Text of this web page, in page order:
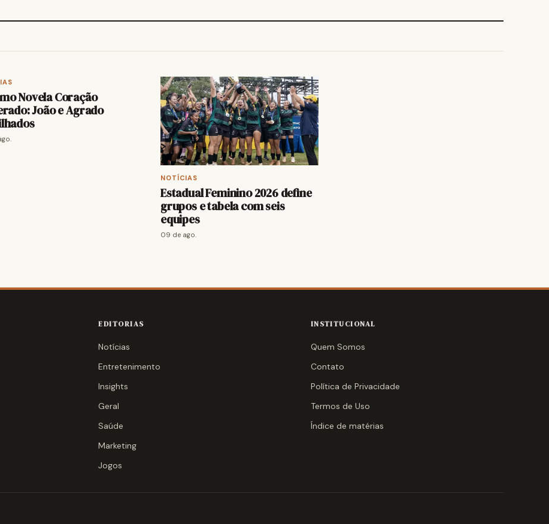
Novela Coração
João e Agrado
NOTÍCIAS
Estadual Feminino 2026 define
grupos e tabela com seis
equipes
09 de ago.
EDITORIAS
Notícias
Entretenimento
Insights
Geral
Saúde
Marketing
Jogos
INSTITUCIONAL
Quem Somos
Contato
Política de Privacidade
Termos de Uso
Índice de matérias